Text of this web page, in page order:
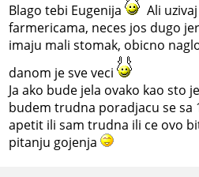
Blago tebi Eugenija
Ali
farmericama, neces jos dugo
imaju mali stomak, obicno
danom je sve veci
Ja ako bude jela ovako kao sto
budem trudna poradjacu se sa
apetit ili sam trudna ili ce ovo
pitanju gojenja